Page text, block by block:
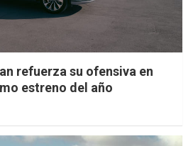
refuerza su ofensiva en
estreno del año